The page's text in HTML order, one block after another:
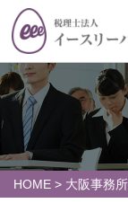
HOME > 大阪事務所